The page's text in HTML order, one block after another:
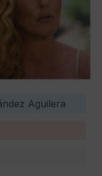
Aguilera